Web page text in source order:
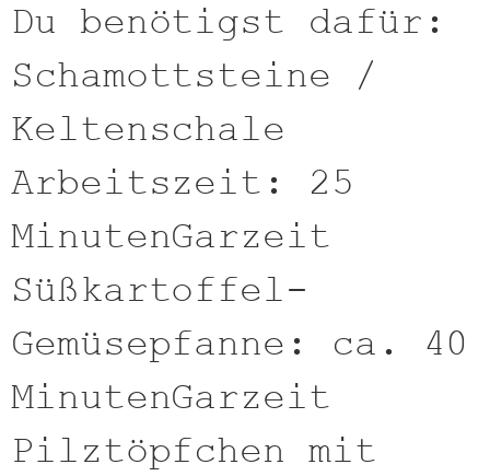
Du benötigst dafür:
Schamottsteine /
Keltenschale
Arbeitszeit: 25
MinutenGarzeit
Süßkartoffel-
Gemüsepfanne: ca. 40
MinutenGarzeit
Pilztöpfchen mit